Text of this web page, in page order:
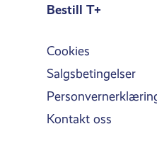
Bestill T+
Cookies
Salgsbetingelser
Kontakt oss